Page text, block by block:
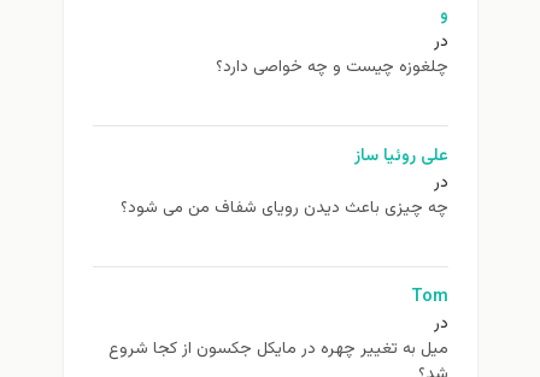
و
در
چلغوزه چیست و چه خواصی دارد؟
علی روئیا ساز
در
چه چیزی باعث دیدن رویای شفاف من می شود؟
Tom
در
ميل به تغيير چهره در مایکل جکسون از كجا شروع